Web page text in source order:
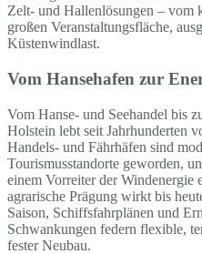
Zelt- und Hallenlösungen – vom
großen Veranstaltungsfläche,
Küstenwindlast.
Vom Hansehafen zur
Vom Hanse- und Seehandel bis
Holstein lebt seit Jahrhunderten
Handels- und Fährhäfen sind
Tourismusstandorte geworden,
einem Vorreiter der Windenergie
agrarische Prägung wirkt bis
Saison, Schiffsfahrplänen und
Schwankungen federn flexible,
fester Neubau.